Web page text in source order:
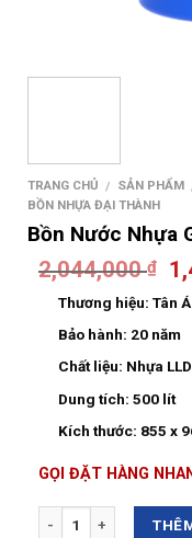
TRANG CHỦ / SẢN PHẨM
BỒN NHỰA ĐẠI THÀNH
Bồn Nước Nhựa
2,044,000₫
Thương hiệu: Tân
Bảo hành: 20 năm
Chất liệu: Nhựa
Dung tích: 500 lít
Kích thước: 855 x
GỌI ĐẶT HÀNG